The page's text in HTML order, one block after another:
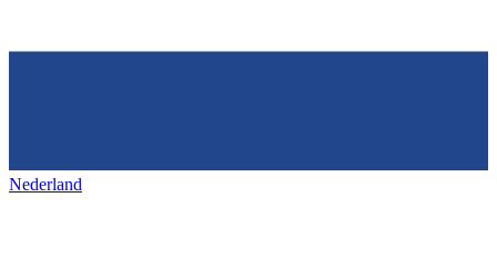
Nederland